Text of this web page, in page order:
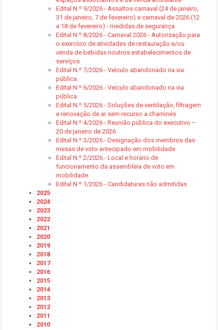
Edital N.º 9/2026 - Assaltos carnaval (24 de janeiro,
31 de janeiro, 7 de fevereiro) e carnaval de 2026 (12
a 18 de fevereiro) - medidas de segurança
Edital N.º 8/2026 - Carnaval 2026 - Autorização para
o exercício de atividades de restauração e/ou
venda de bebidas noutros estabelecimentos de
serviços
Edital N.º 7/2026 - Veículo abandonado na via
pública
Edital N.º 6/2026 - Veículo abandonado na via
pública
Edital N.º 5/2026 - Soluções de ventilação, filtragem
e renovação de ar sem recurso a chaminés
Edital N.º 4/2026 - Reunião pública do executivo –
20 de janeiro de 2026
Edital N.º 3/2026 - Designação dos membros das
mesas de voto antecipado em mobilidade
Edital N.º 2/2026 - Local e horário de
funcionamento da assembleia de voto em
mobilidade
Edital N.º 1/2026 - Candidaturas não admitidas
2025
2024
2023
2022
2021
2020
2019
2018
2017
2016
2015
2014
2013
2012
2011
2010